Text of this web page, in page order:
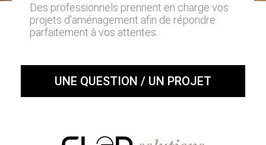
Des professionnels prennent en charge vos
projets d'aménagement afin de répondre
parfaitement à vos attentes.
UNE QUESTION / UN PROJET